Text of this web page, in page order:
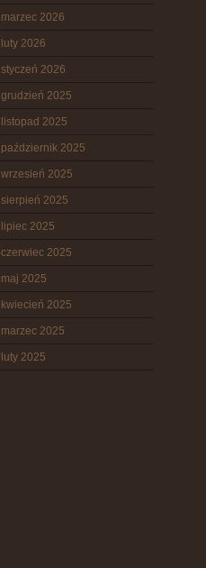
marzec 2026
luty 2026
styczeń 2026
grudzień 2025
listopad 2025
październik 2025
wrzesień 2025
sierpień 2025
lipiec 2025
czerwiec 2025
maj 2025
kwiecień 2025
marzec 2025
luty 2025